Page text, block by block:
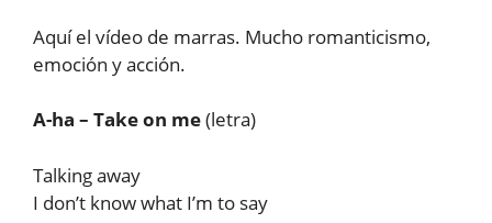
Aquí el vídeo de marras. Mucho romanticismo,
emoción y acción.
A-ha – Take on me(letra)
Talking away
I don’t know what I’m to say